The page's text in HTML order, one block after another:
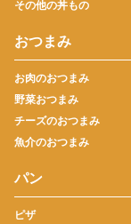
その他の丼もの
おつまみ
お肉のおつまみ
野菜おつまみ
チーズのおつまみ
魚介のおつまみ
パン
ピザ